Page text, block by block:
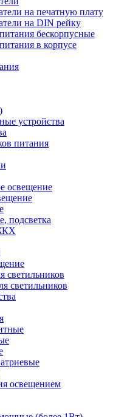
на печатную плату
на DIN рейку
бескорпусные
в корпусе
устройства
питания
освещение
подсветка
светильников
светильников
освещением